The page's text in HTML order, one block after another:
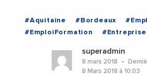
#Aquitaine #Bordeaux
#EmploiFormation
#Aquitaine
#Bordeaux
#NouvelleAquitaine
superadmin
8 mars 2018
8 Mars 2018 à 10:03